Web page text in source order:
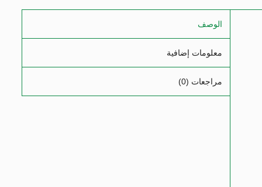
الوصف
معلومات إضافية
مراجعات (0)